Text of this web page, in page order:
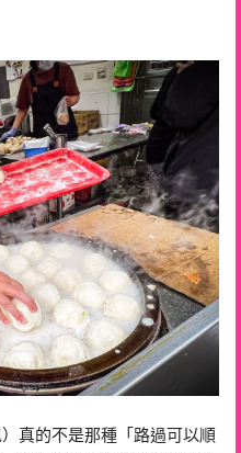
真的不是那種「路過可以順